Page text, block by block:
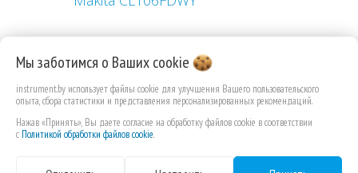
227,17 РУБ.КОП.
Мы заботимся о Вашихcookie
instrument.by использует файлы cookie для улучшения Вашего пользовательского
опыта, сбора статистики и представления персонализированных рекомендаций.
Нажав «Принять», Вы даете согласие на обработку файлов cookie в соответствии
с Политикой обработки файлов cookie.